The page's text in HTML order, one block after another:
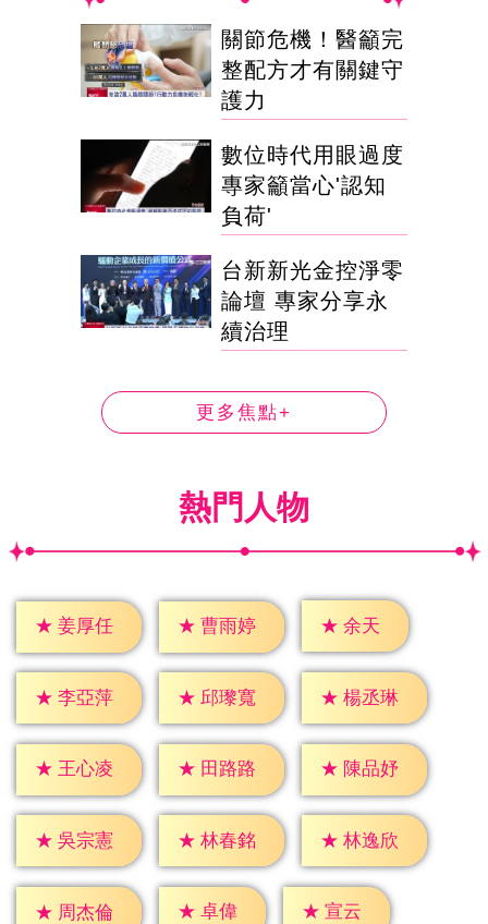
關節危機！醫籲完
整配方才有關鍵守
護力
數位時代用眼過度
專家籲當心'認知
負荷'
台新新光金控淨零
論壇 專家分享永
續治理
更多焦點+
熱門人物
★ 姜厚任 ★ 曹雨婷 ★ 余天
★ 李亞萍 ★ 邱瓈寬 ★ 楊丞琳
★ 王心凌 ★ 田路路 ★ 陳品妤
★ 吳宗憲 ★ 林春銘 ★ 林逸欣
★ 周杰倫 ★ 卓偉 ★ 宣云